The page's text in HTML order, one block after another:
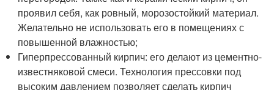
проявил себя, как ровный, морозостойкий материал.
Желательно не использовать его в помещениях с
повышенной влажностью;
Гиперпрессованный кирпич: его делают из цементно-
известняковой смеси. Технология прессовки под
высоким давлением позволяет сделать кирпич